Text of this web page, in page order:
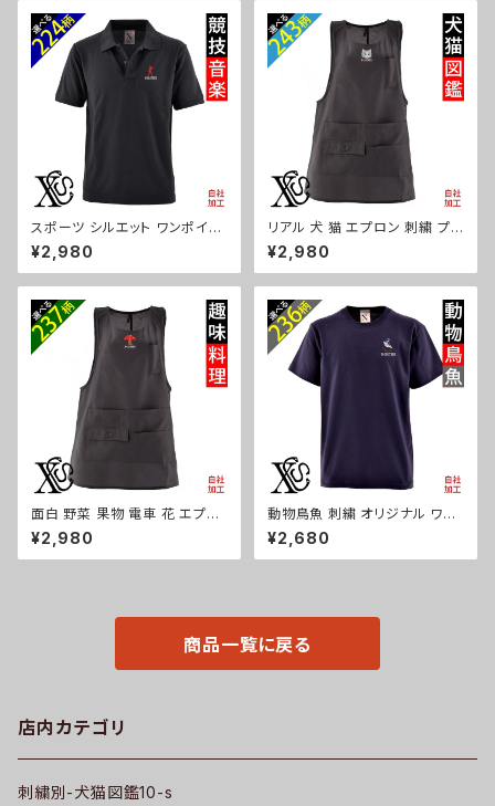
プレゼントギフト ハシビロコウ
シマエナガ 馬 パンダ ハリネズ
ミ ori-a-bag25-g10-s
ワワ シーズー シュナウザー パ
グ ペキニーズ ori-a-cap39-b
10-s
スポーツ シルエット ワンポイン
ト 刺繍 半袖 ポロシャツ メンズ
オリジナル 無地 ロゴ おしゃれ
ゴルフ 吸汗速乾 黒 ブラック ネ
ス グッズ 文字 面白い おもしろ
卒団 記念品 部活 卒業 ori-am
-poh2-b08-s
¥2,980
リアル 犬 猫 エプロン 刺繍 プレ
ゼント ワンポイント ワンピース
レディース 撥水加工 おしゃれ
かわいい 脇ボタン マタニティ ギ
サロン 黒 グッズ 柄 柴犬 チワワ
シーズー シュナウザー パグ X-
CLOTHES 猫図鑑 犬図鑑 ori-
a-tao15-b10-s
¥2,980
面白 野菜 果物 電車 花 エプロ
ン リアル 刺繍 プレゼント ワン
ポイント ワンピース レディース
撥水加工 おしゃれ かわいい 脇
¥2,980
動物鳥魚 刺繍 オリジナル ワン
ポイント 5.6oz 半袖 Tシャツ
メンズ ロゴ おしゃれ tシャツ カ
ットソー 自社ブランド 父の日 柄
¥2,680
商品一覧に戻る
店内カテゴリ
刺繍別-犬猫図鑑10-s